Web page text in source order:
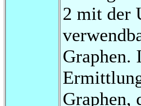
2 mit der
Graphen.
Graphen,